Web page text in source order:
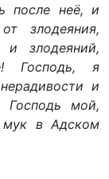
после неё, и
злодеяния,
злодеяний,
Господь, я
и
Господь мой,
в Адском